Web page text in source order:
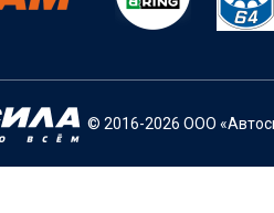
© 2016-2026 ООО